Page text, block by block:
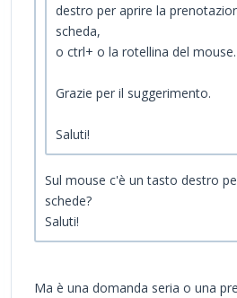
destro per aprire la
scheda,
o ctrl+ o la rotellina del mouse.
Grazie per il suggerimento.
Saluti!
Sul mouse c'è un tasto destro
schede?
Saluti!
Ma è una domanda seria o una